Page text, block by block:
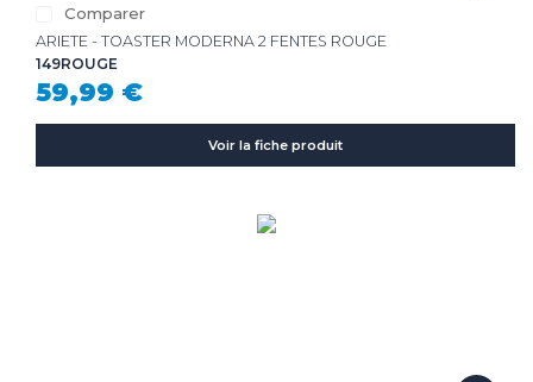
Comparer
ARIETE - TOASTER MODERNA 2 FENTES ROUGE
149ROUGE
59,99 €
Voir la fiche produit